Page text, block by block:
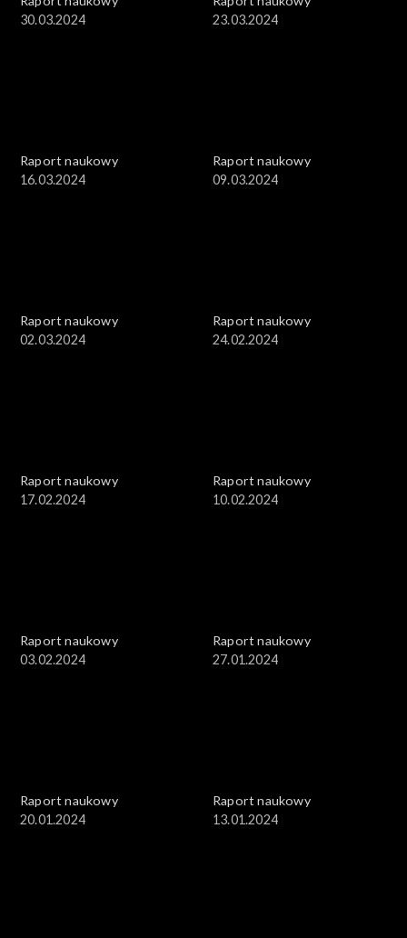
30.03.2024
23.03.2024
Raport naukowy
16.03.2024
Raport naukowy
09.03.2024
Raport naukowy
02.03.2024
Raport naukowy
24.02.2024
Raport naukowy
17.02.2024
Raport naukowy
10.02.2024
Raport naukowy
03.02.2024
Raport naukowy
27.01.2024
Raport naukowy
20.01.2024
Raport naukowy
13.01.2024